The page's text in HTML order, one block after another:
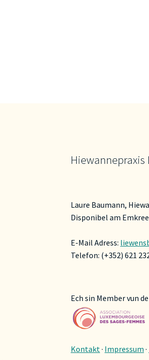
Hiewannepraxis
Laure Baumann,
Disponibel am
E-Mail Adress:
Telefon: (+352) 621
Ech sin Member vun
Kontakt · Impressum ·